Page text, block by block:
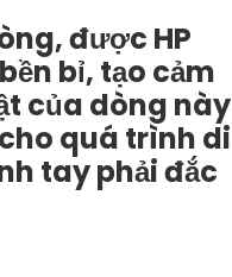
được HP
bỉ, tạo cảm
của dòng này
quá trình di
tay phải đắc